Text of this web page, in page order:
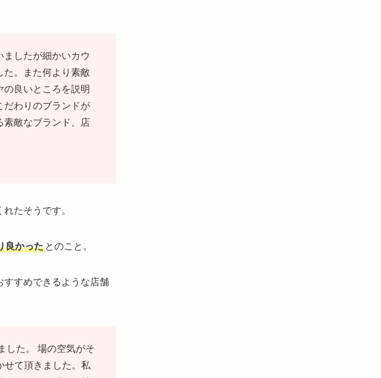
ましたが細かいカウ
た。また何より素敵
良いところを説明
だわりのブランドが
素敵なブランド、店
たそうです。
良かった とのこと。
すすめできるような店舗
した。 場の空気がそ
せて頂きました。私